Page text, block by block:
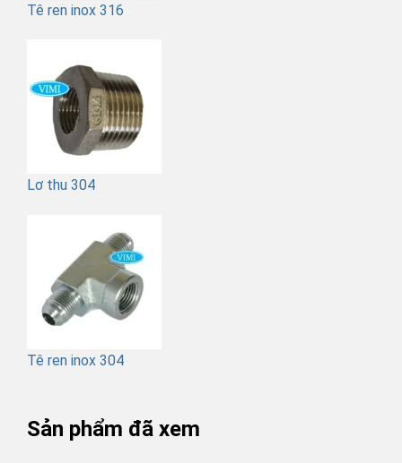
Tê ren inox 316
Lơ thu 304
Tê ren inox 304
Sản phẩm đã xem